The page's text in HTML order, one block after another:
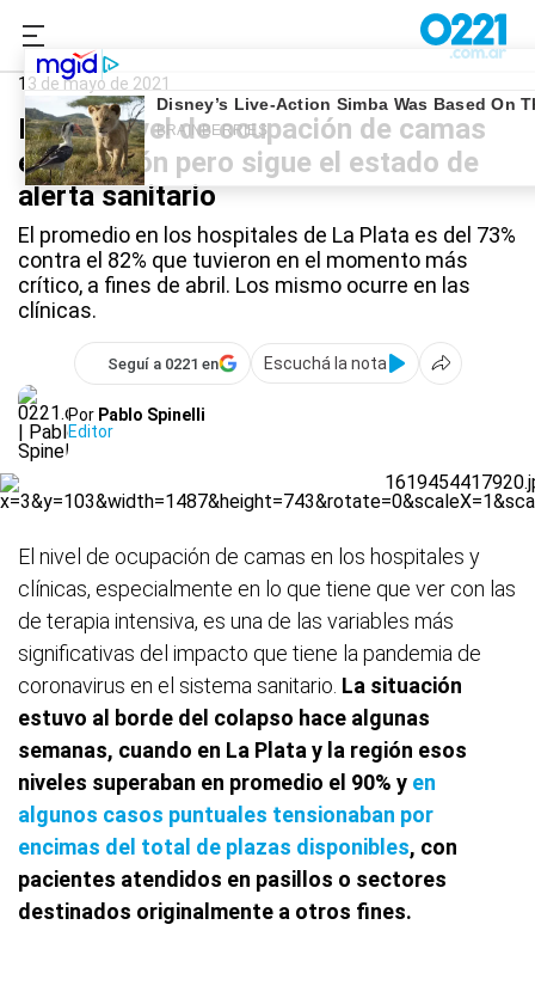
0221.com.ar
13 de mayo de 2021
Bajó el nivel de ocupación de camas
en la región pero sigue el estado de
alerta sanitario
El promedio en los hospitales de La Plata es del 73%
contra el 82% que tuvieron en el momento más
crítico, a fines de abril. Los mismo ocurre en las
clínicas.
Seguí a 0221 en Escuchá la nota
Por Pablo Spinelli
Editor
El nivel de ocupación de camas en los hospitales y
clínicas, especialmente en lo que tiene que ver con las
de terapia intensiva, es una de las variables más
significativas del impacto que tiene la pandemia de
coronavirus en el sistema sanitario. La situación
estuvo al borde del colapso hace algunas
semanas, cuando en La Plata y la región esos
niveles superaban en promedio el 90% y en
algunos casos puntuales tensionaban por
encimas del total de plazas disponibles, con
pacientes atendidos en pasillos o sectores
destinados originalmente a otros fines.